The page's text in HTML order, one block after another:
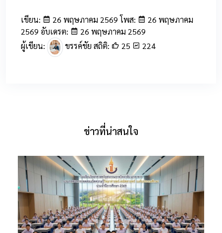
เขียน: 26 พฤษภาคม 2569 โพส:
26 พฤษภาคม
2569 อับเดรต:
26 พฤษภาคม 2569
ผู้เขียน:
ขรรค์ชัย สถิติ: 25 224
ข่าวที่น่าสนใจ